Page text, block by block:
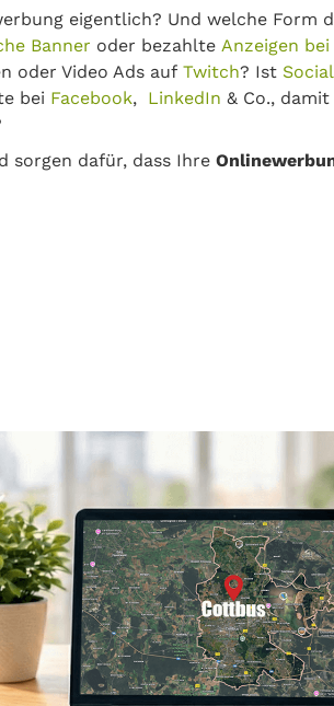
eigentlich? Und welche Form
Banner oder bezahlte Anzeigen
oder Video Ads auf Twitch? Ist
bei Facebook, LinkedIn & Co.,
sorgen dafür, dass Ihre